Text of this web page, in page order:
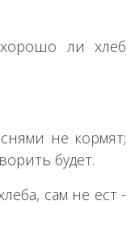
ли хлеб
не кормят;
будет.
сам не ест -